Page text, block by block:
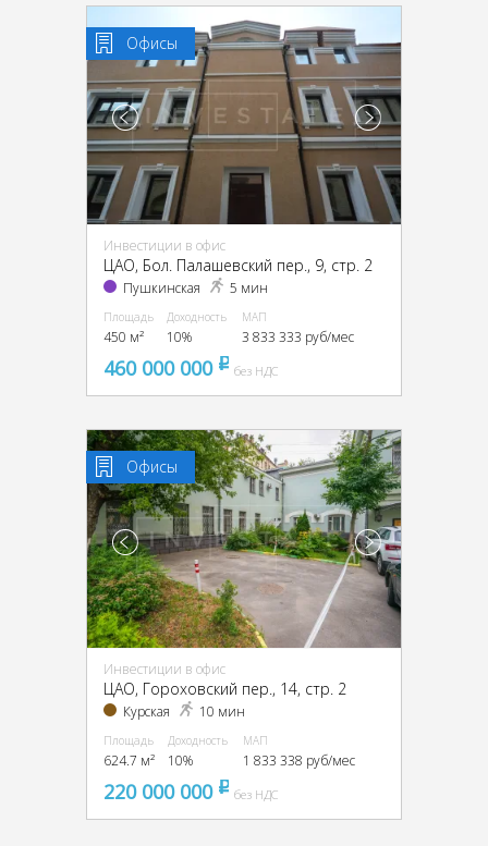
Офисы
Инвестиции в офис
ЦАО, Бол. Палашевский пер., 9, стр. 2
Пушкинская 5 мин
Площадь
450 м²
Доходность
10%
МАП
3 833 333 руб/мес
460 000 000 pуббез НДС
Офисы
Инвестиции в офис
ЦАО, Гороховский пер., 14, стр. 2
Курская 10 мин
Площадь
624.7 м²
Доходность
10%
МАП
1 833 338 руб/мес
220 000 000 pуббез НДС